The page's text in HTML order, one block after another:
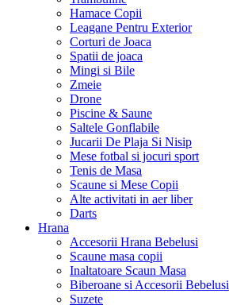
Hamace Copii
Leagane Pentru Exterior
Corturi de Joaca
Spatii de joaca
Mingi si Bile
Zmeie
Drone
Piscine & Saune
Saltele Gonflabile
Jucarii De Plaja Si Nisip
Mese fotbal si jocuri sport
Tenis de Masa
Scaune si Mese Copii
Alte activitati in aer liber
Darts
Hrana
Accesorii Hrana Bebelusi
Scaune masa copii
Inaltatoare Scaun Masa
Biberoane si Accesorii Bebelusi
Suzete